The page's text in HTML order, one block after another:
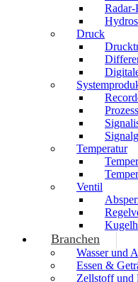
Radar-
Druck
Temperatur
Ventil
Branchen
Wasser und
Essen &
Zellstoff und